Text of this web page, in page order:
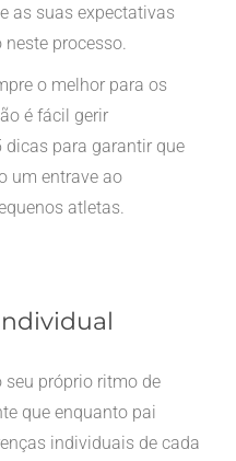
as suas expectativas
processo.
o melhor para os
é fácil gerir
para garantir que
um entrave ao
atletas.
seu próprio ritmo de
que enquanto pai
individuais de cada